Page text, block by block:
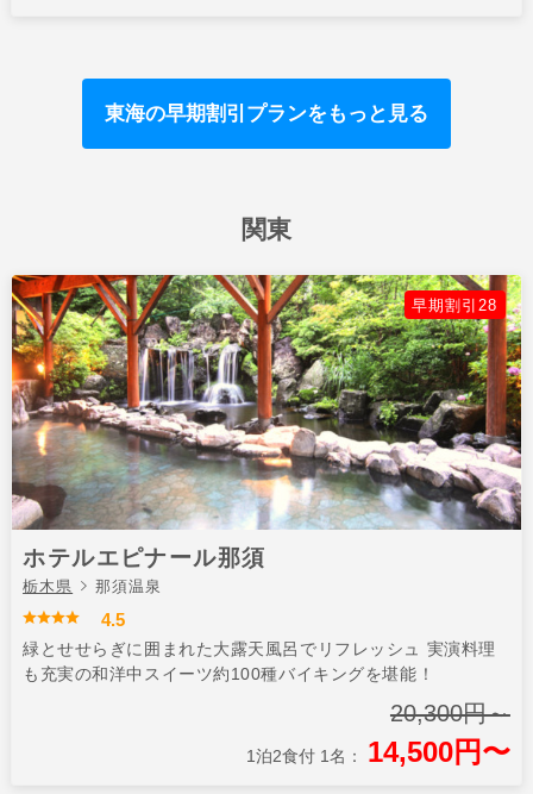
東海の早期割引プランをもっと見る
関東
早期割引28
ホテルエピナール那須
栃木県 那須温泉
4.5
緑とせせらぎに囲まれた大露天風呂でリフレッシュ 実演料理
も充実の和洋中スイーツ約100種バイキングを堪能！
20,300円～
1泊2食付 1名： 14,500円〜